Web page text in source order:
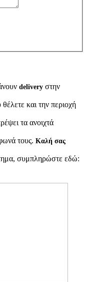
delivery στην
και την περιοχή
τα ανοιχτά
τους. Καλή σας
συμπληρώστε εδώ: